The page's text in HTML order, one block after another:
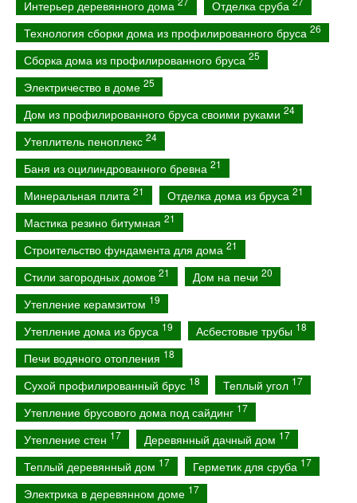
Интерьер деревянного дома Отделка сруба
Технология сборки дома из профилированного бруса 26
Сборка дома из профилированного бруса 25
Электричество в доме 25
Дом из профилированного бруса своими руками 24
Утеплитель пеноплекс 24
Баня из оцилиндрованного бревна 21
Минеральная плита 21 Отделка дома из бруса 21
Мастика резино битумная 21
Строительство фундамента для дома 21
Стили загородных домов 21 Дом на печи 20
Утепление керамзитом 19
Утепление дома из бруса 19 Асбестовые трубы 18
Печи водяного отопления 18
Сухой профилированный брус 18 Теплый угол 17
Утепление брусового дома под сайдинг 17
Утепление стен 17 Деревянный дачный дом 17
Теплый деревянный дом 17 Герметик для сруба 17
Электрика в деревянном доме 17